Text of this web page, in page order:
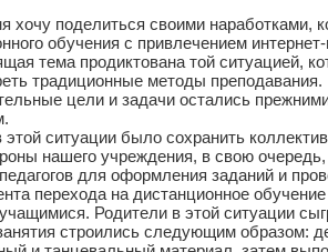
поделиться своими наработками,
обучения с привлечением
тема продиктована той ситуацией,
традиционные методы преподавания.
цели и задачи остались
ситуации было сохранить
нашего учреждения, в свою очередь,
для оформления заданий и
перехода на дистанционное обучение
Родители в этой ситуации
строились следующим образом: